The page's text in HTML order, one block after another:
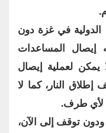
الدولية في غزة دون
إيصال المساعدات
لعملية إيصال
إطلاق النار، كما لا
لأي طرف.
توقف إلى الآن،